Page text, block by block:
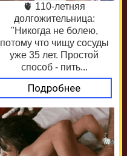
🫀 110-летняя
долгожительница:
"Никогда не болею,
потому что чищу сосуды
уже 35 лет. Простой
способ - пить...
Подробнее